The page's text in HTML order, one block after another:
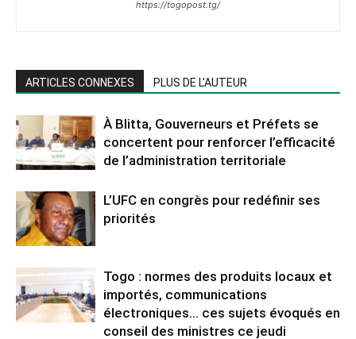
https://togopost.tg/
ARTICLES CONNEXES PLUS DE L'AUTEUR
À Blitta, Gouverneurs et Préfets se
concertent pour renforcer l’efficacité
de l’administration territoriale
L’UFC en congrès pour redéfinir ses
priorités
Togo : normes des produits locaux et
importés, communications
électroniques… ces sujets évoqués en
conseil des ministres ce jeudi